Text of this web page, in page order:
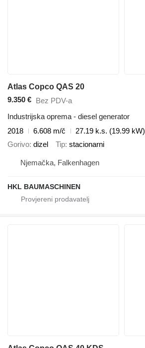
Atlas Copco QAS 20
9.350 € Bez PDV-a
Industrijska oprema - diesel generator
2018
6.608 m/č
27.19 k.s. (19.99 kW)
Gorivo dizel Tip stacionarni
Njemačka, Falkenhagen
HKL BAUMASCHINEN